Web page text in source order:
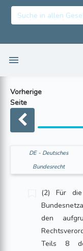
Vorherige
Seite
DE - Deutsches
Bundesrecht
(2) Für
den
Teils 8